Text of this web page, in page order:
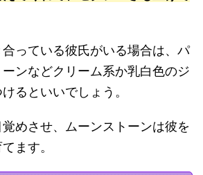
っている彼氏がいる場合は、パ
ンなどクリーム系か乳白色のジ
るといいでしょう。
めさせ、ムーンストーンは彼を
ます。